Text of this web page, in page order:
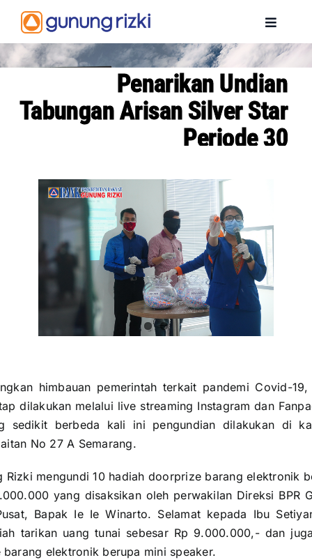
content
Toggle
BERANDA
PROFIL
PRODUK
INFORMASI
Penarikan Undian
Tabungan Arisan Silver Star
Periode 30
himbauan pemerintah terkait pandemi Covid-
dilakukan melalui live streaming Instagram dan
sedikit berbeda kali ini pengundian dilakukan di
No 27 A Semarang.
Rizki mengundi 10 hadiah doorprize barang elektronik
yang disaksikan oleh perwakilan Direksi BPR
Bapak Ie Ie Winarto. Selamat kepada Ibu
tarikan uang tunai sebesar Rp 9.000.000,- dan
elektronik berupa mini speaker.